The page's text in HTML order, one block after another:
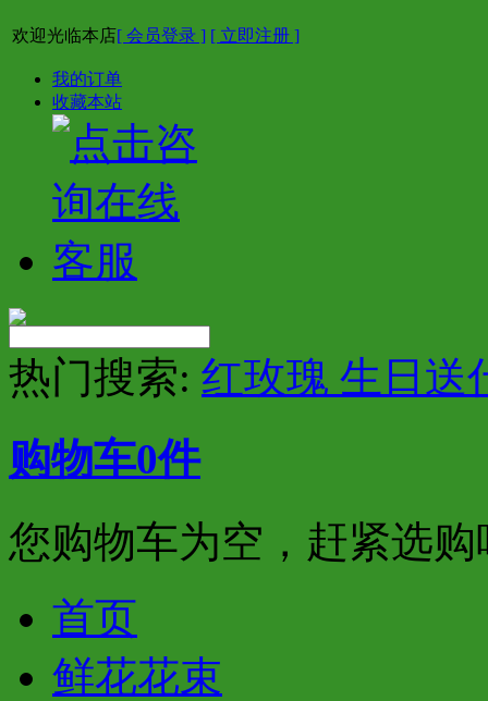
欢迎光临本店[ 会员登录 ] [ 立即注册 ]
我的订单
收藏本站
热门搜索: 红玫瑰 生日送
购物车0件
您购物车为空，赶紧选购
首页
鲜花花束